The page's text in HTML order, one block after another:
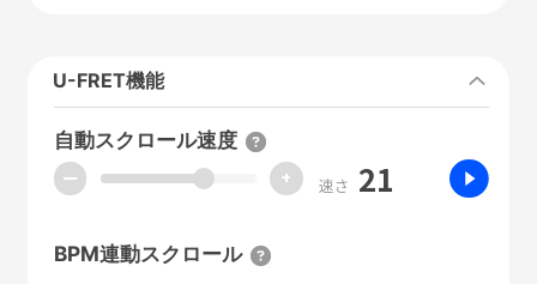
U-FRET機能
自動スクロール速度
ー + 速さ 21
BPM連動スクロール